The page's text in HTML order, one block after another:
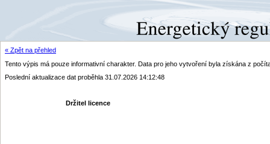
« Zpět na přehled
Tento výpis má pouze informativní charakter. Data pro jeho vytvoření byla získána z
Poslední aktualizace dat proběhla 31.07.2026 14:12:48
Držitel licence